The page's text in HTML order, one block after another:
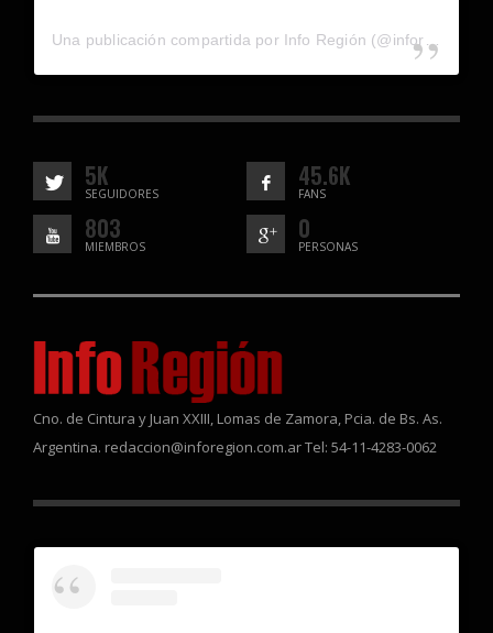
5K
SEGUIDORES
45.6K
FANS
803
MIEMBROS
0
PERSONAS
Cno. de Cintura y Juan XXIII, Lomas de Zamora, Pcia. de Bs. As.
Argentina. redaccion@inforegion.com.ar Tel: 54-11-4283-0062